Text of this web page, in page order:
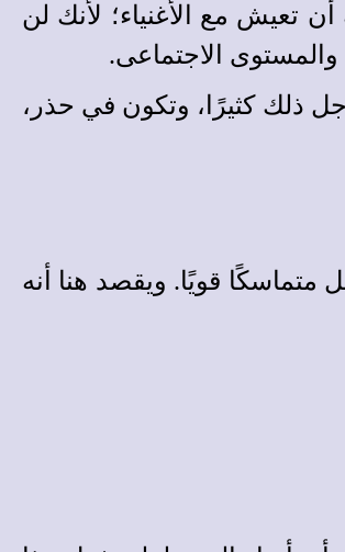
مع الأغنياء؛ لأنك لن
الاجتماعى.
ذلك كثيرًا، وتكون في حذر،
قويًا. ويقصد هنا أنه